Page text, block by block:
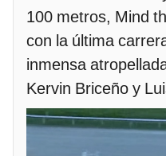
100 metros, Mind
con la última
inmensa
Kervin Briceño y